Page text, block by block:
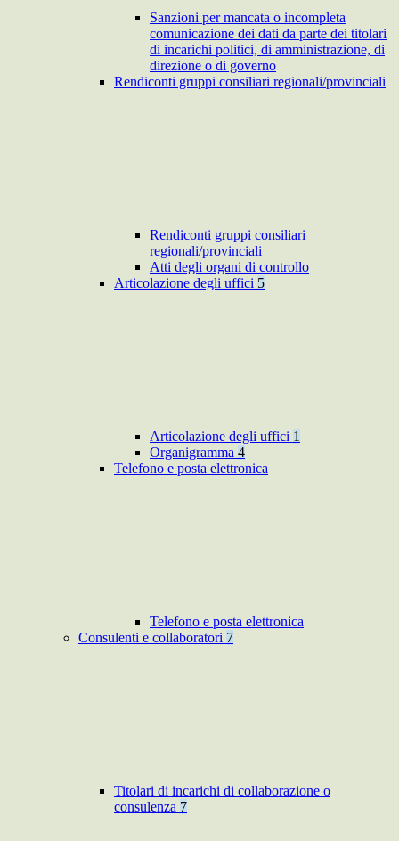
Sanzioni per mancata o incompleta
comunicazione dei dati da parte dei titolari
di incarichi politici, di amministrazione, di
direzione o di governo
Rendiconti gruppi consiliari regionali/provinciali
Rendiconti gruppi consiliari
regionali/provinciali
Atti degli organi di controllo
Articolazione degli uffici 5
Articolazione degli uffici 1
Organigramma 4
Telefono e posta elettronica
Telefono e posta elettronica
Consulenti e collaboratori 7
Titolari di incarichi di collaborazione o
consulenza 7